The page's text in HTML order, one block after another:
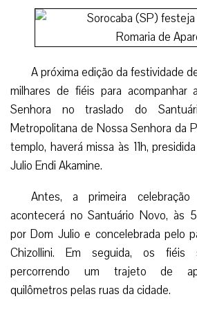
A próxima edição da festividade
milhares de fiéis para acompanhar
Senhora no traslado do
Metropolitana de Nossa Senhora da
templo, haverá missa às 11h,
Julio Endi Akamine.
Antes, a primeira
acontecerá no Santuário Novo, às
por Dom Julio e concelebrada pelo
Chizollini. Em seguida, os fiéis
percorrendo um trajeto de
quilômetros pelas ruas da cidade.